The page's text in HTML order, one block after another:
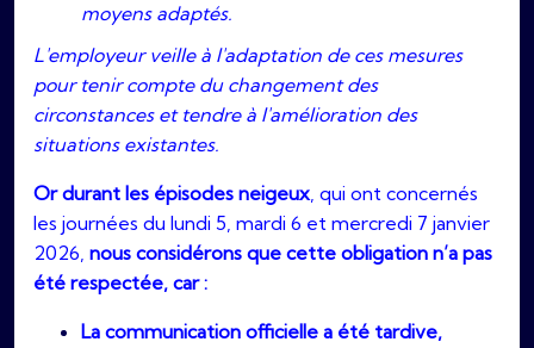
moyens adaptés.
L'employeur veille à l'adaptation de ces mesures
pour tenir compte du changement des
circonstances et tendre à l'amélioration des
situations existantes.
Or durant les épisodes neigeux, qui ont concernés
les journées du lundi 5, mardi 6 et mercredi 7 janvier
2026, nous considérons que cette obligation n’a pas
été respectée, car :
La communication officielle a été tardive,